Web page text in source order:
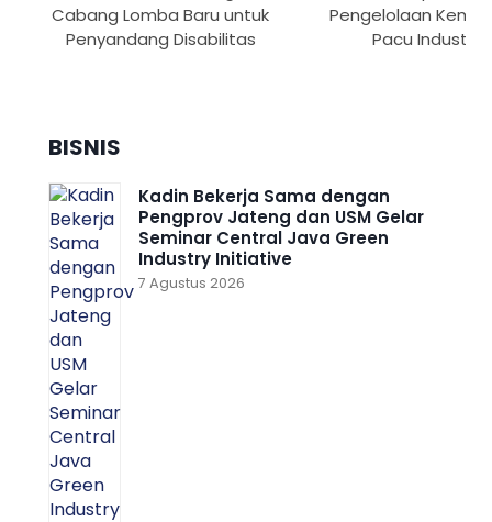
Cabang Lomba Baru untuk
Penyandang Disabilitas
Pengelolaan
Pacu Industri
BISNIS
Kadin Bekerja Sama dengan
Pengprov Jateng dan USM Gelar
Seminar Central Java Green
Industry Initiative
7 Agustus 2026